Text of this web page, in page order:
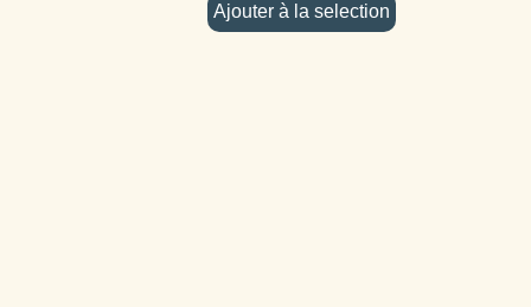
Ajouter à la selection